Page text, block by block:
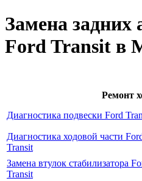
Замена задних
Ford Transit в
Ремонт
Диагностика подвески Ford
Диагностика ходовой части
Transit
Замена втулок стабилизатора
Transit